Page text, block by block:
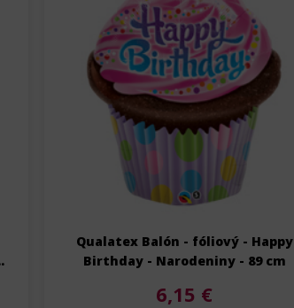
Qualatex Balón - fóliový - Happy
Birthday - Narodeniny - 89 cm
6,15 €